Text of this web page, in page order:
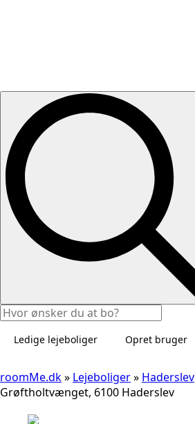
Ledige lejeboliger Opret bruger
roomMe.dk» Lejeboliger» Haderslev
Grøftholtvænget, 6100 Haderslev